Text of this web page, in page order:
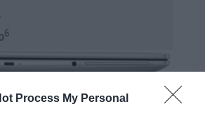
Process My Personal
6